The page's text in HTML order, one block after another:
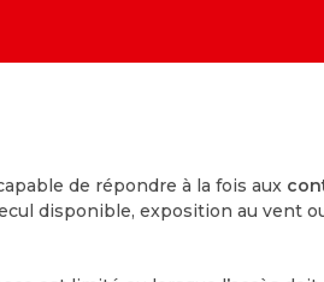
de répondre à la fois aux
disponible, exposition au vent